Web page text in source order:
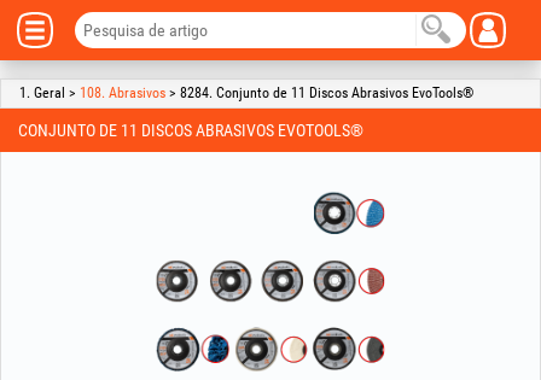
1. Geral > 108. Abrasivos > 8284. Conjunto de 11 Discos Abrasivos EvoTools®
CONJUNTO DE 11 DISCOS ABRASIVOS EVOTOOLS®